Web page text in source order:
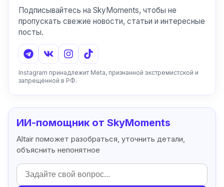
Подписывайтесь на SkyMoments, чтобы не
пропускать свежие новости, статьи и интересные
посты.
Instagram принадлежит Meta, признанной экстремистской и
запрещённой в РФ.
ИИ-помощник от SkyMoments
Altair поможет разобраться, уточнить детали,
объяснить непонятное